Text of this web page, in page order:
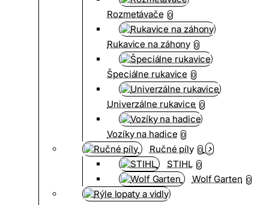
Rozmetávače 0
Rukavice na záhony 0
Špeciálne rukavice 0
Univerzálne rukavice 0
Vozíky na hadice 0
Ručné píly 0
STIHL 0
Wolf Garten 0